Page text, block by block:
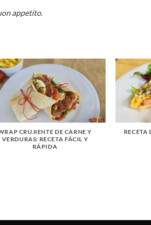
appetito.
CRUJIENTE DE CARNE Y
VERDURAS: RECETA FÁCIL Y
RÁPIDA
RECETA